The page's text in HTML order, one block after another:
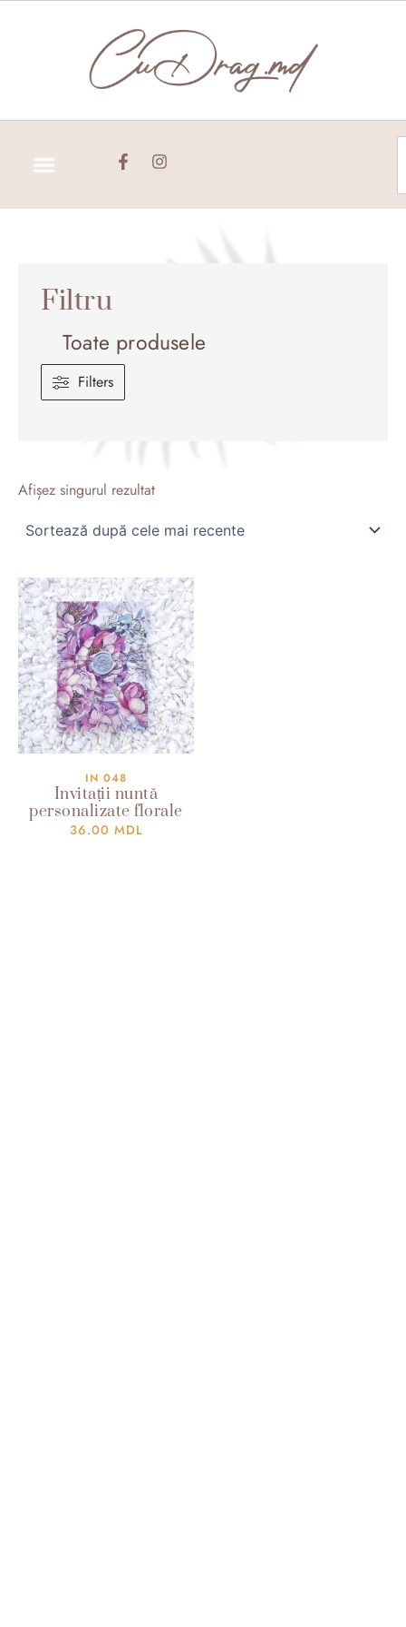
Filtru
Toate produsele
Filters
Afișez singurul rezultat
IN 048
Invitații nuntă
personalizate florale
36.00 MDL